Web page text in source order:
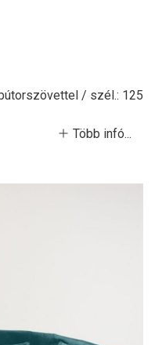
/ szél.: 125
Több infó...